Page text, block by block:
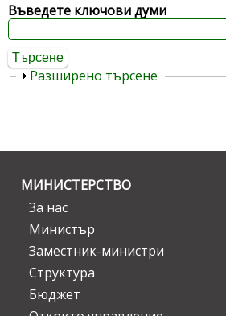
Въведете ключови думи
Покажи
Разширено търсене
МИНИСТЕРСТВО
За нас
Министър
Заместник-министри
Структура
Бюджет